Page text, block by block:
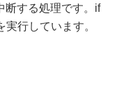
断する処理です。if
行しています。